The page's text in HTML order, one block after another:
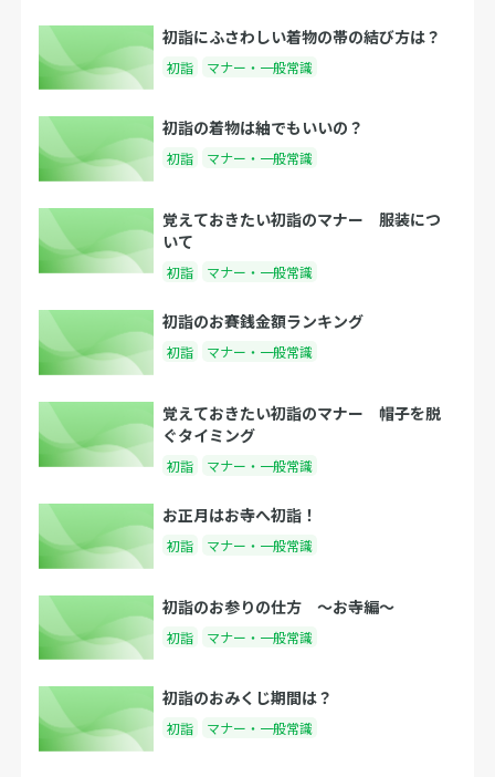
初詣にふさわしい着物の帯の結び方は？
初詣 マナー・一般常識
初詣の着物は紬でもいいの？
初詣 マナー・一般常識
覚えておきたい初詣のマナー 服装につ
いて
初詣 マナー・一般常識
初詣のお賽銭金額ランキング
初詣 マナー・一般常識
覚えておきたい初詣のマナー 帽子を脱
ぐタイミング
初詣 マナー・一般常識
お正月はお寺へ初詣！
初詣 マナー・一般常識
初詣のお参りの仕方 〜お寺編〜
初詣 マナー・一般常識
初詣のおみくじ期間は？
初詣 マナー・一般常識